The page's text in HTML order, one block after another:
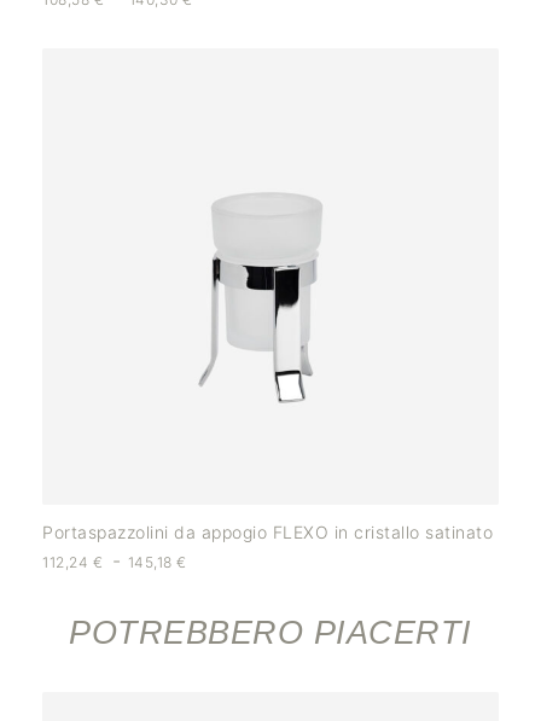
Portaspazzolini da appogio FLEXO in cristallo satinato
112,24 € - 145,18€
POTREBBERO PIACERTI